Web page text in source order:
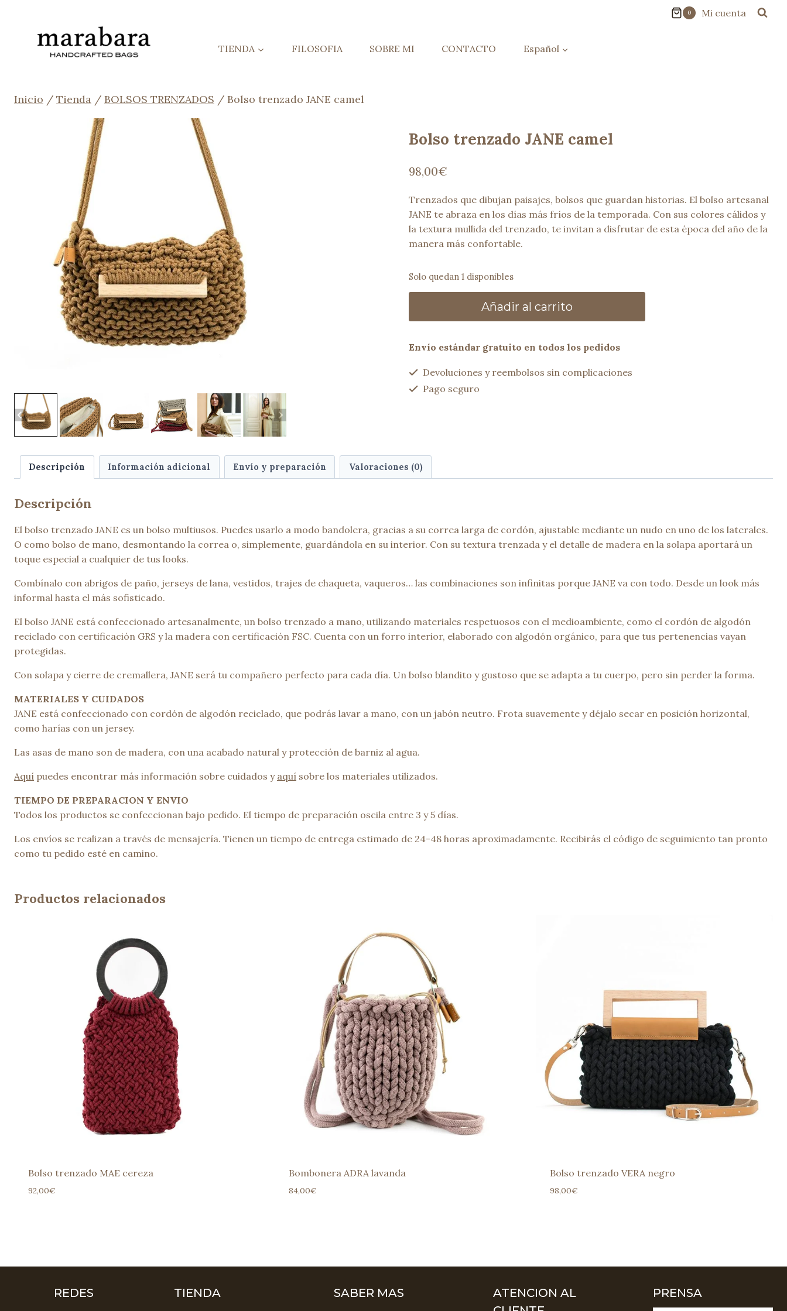
contenido
0 Mi cuenta
TIENDA FILOSOFIA SOBRE MI CONTACTO Español
Inicio / Tienda / BOLSOS TRENZADOS / Bolso trenzado JANE camel
Bolso trenzado JANE camel
98,00€
Trenzados que dibujan paisajes, bolsos que guardan historias. El bolso artesanal
JANE te abraza en los días más fríos de la temporada. Con sus colores cálidos y
la textura mullida del trenzado, te invitan a disfrutar de esta época del año de la
manera más confortable.
Solo quedan 1 disponibles
camel
Añadir al carrito
Envío estándar gratuito en todos los pedidos
Devoluciones y reembolsos sin complicaciones
Pago seguro
Descripción Información adicional Envío y preparación Valoraciones (0)
Descripción
El bolso trenzado JANE es un bolso multiusos. Puedes usarlo a modo bandolera, gracias a su correa larga de cordón, ajustable mediante un nudo en uno de los laterales.
O como bolso de mano, desmontando la correa o, simplemente, guardándola en su interior. Con su textura trenzada y el detalle de madera en la solapa aportará un
toque especial a cualquier de tus looks.
Combínalo con abrigos de paño, jerseys de lana, vestidos, trajes de chaqueta, vaqueros… las combinaciones son infinitas porque JANE va con todo. Desde un look más
informal hasta el más sofisticado.
El bolso JANE está confeccionado artesanalmente, un bolso trenzado a mano, utilizando materiales respetuosos con el medioambiente, como el cordón de algodón
reciclado con certificación GRS y la madera con certificación FSC. Cuenta con un forro interior, elaborado con algodón orgánico, para que tus pertenencias vayan
protegidas.
Con solapa y cierre de cremallera, JANE será tu compañero perfecto para cada día. Un bolso blandito y gustoso que se adapta a tu cuerpo, pero sin perder la forma.
MATERIALES Y CUIDADOS
JANE está confeccionado con cordón de algodón reciclado, que podrás lavar a mano, con un jabón neutro. Frota suavemente y déjalo secar en posición horizontal,
como harías con un jersey.
Las asas de mano son de madera, con una acabado natural y protección de barniz al agua.
Aquí puedes encontrar más información sobre cuidados y aquí sobre los materiales utilizados.
TIEMPO DE PREPARACION Y ENVIO
Todos los productos se confeccionan bajo pedido. El tiempo de preparación oscila entre 3 y 5 días.
Los envíos se realizan a través de mensajería. Tienen un tiempo de entrega estimado de 24-48 horas aproximadamente. Recibirás el código de seguimiento tan pronto
como tu pedido esté en camino.
Productos relacionados
Bolso trenzado MAE cereza
92,00€
Bombonera ADRA lavanda
84,00€
Bolso trenzado VERA negro
98,00€
REDES TIENDA SABER MAS
ATENCION AL
PRENSA